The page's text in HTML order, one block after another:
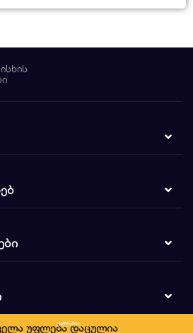
უფლება დაცულია
ძიება
კალათა